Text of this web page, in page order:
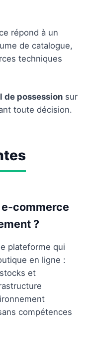
répond à un
de catalogue,
techniques
de possession sur
toute décision.
commerce
?
plateforme qui
en ligne :
et
compétences